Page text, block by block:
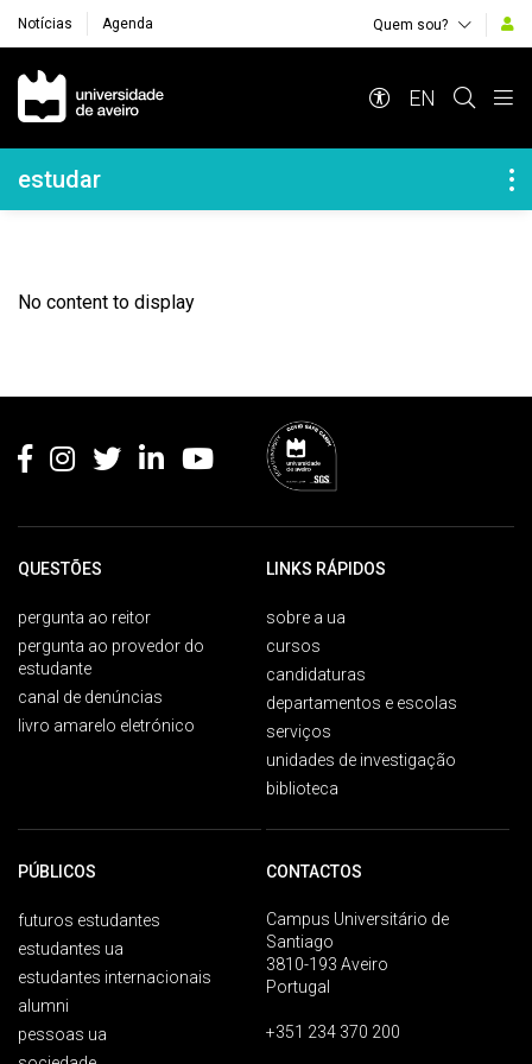
Notícias Agenda Quem sou?
Navegação Principal
EN
Navegação Lateral
estudar
No content to display
QUESTÕES
pergunta ao reitor
pergunta ao provedor do
estudante
canal de denúncias
livro amarelo eletrónico
LINKS RÁPIDOS
sobre a ua
cursos
candidaturas
departamentos e escolas
serviços
unidades de investigação
biblioteca
PÚBLICOS
futuros estudantes
estudantes ua
estudantes internacionais
alumni
pessoas ua
CONTACTOS
Campus Universitário de
Santiago
3810-193 Aveiro
Portugal
+351 234 370 200